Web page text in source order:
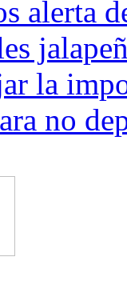
alerta
la
no